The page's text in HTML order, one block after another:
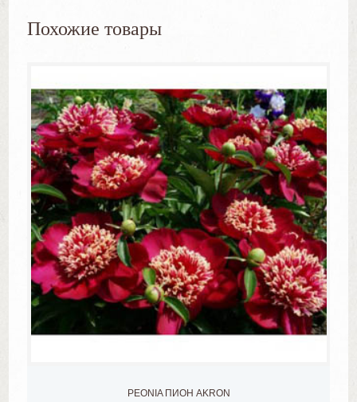
Похожие товары
PEONIA ПИОН AKRON